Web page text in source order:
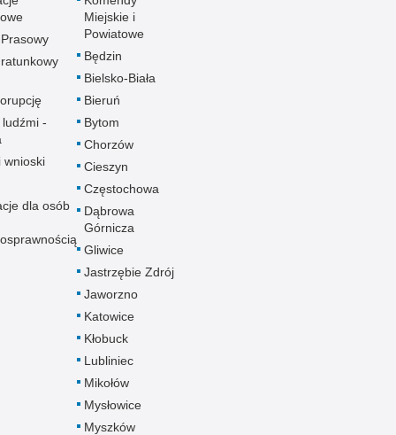
-
wnioski
dla osób
Miejskie i
Powiatowe
Będzin
Bielsko-Biała
Bieruń
Bytom
Chorzów
Cieszyn
Częstochowa
Dąbrowa
Górnicza
Gliwice
Jastrzębie Zdrój
Jaworzno
Katowice
Kłobuck
Lubliniec
Mikołów
Mysłowice
Myszków